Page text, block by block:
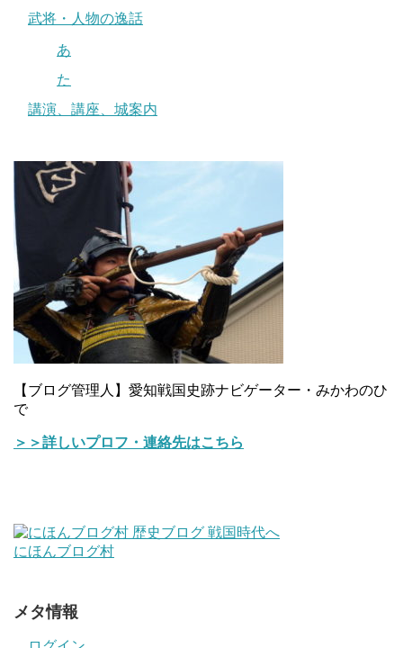
武将・人物の逸話
あ
た
講演、講座、城案内
【ブログ管理人】愛知戦国史跡ナビゲーター・みかわのひ
で
＞＞詳しいプロフ・連絡先はこちら
にほんブログ村
メタ情報